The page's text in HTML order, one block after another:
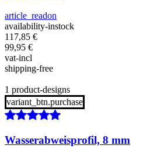
article_readon
availability-instock
117,85 €
99,95 €
vat-incl
shipping-free
1 product-designs
variant_btn.purchase
Wasserabweisprofil, 8 mm